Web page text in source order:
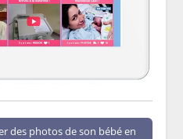
des photos de son bébé en